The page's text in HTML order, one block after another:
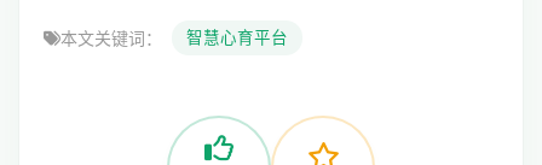
本文关键词： 智慧心育平台